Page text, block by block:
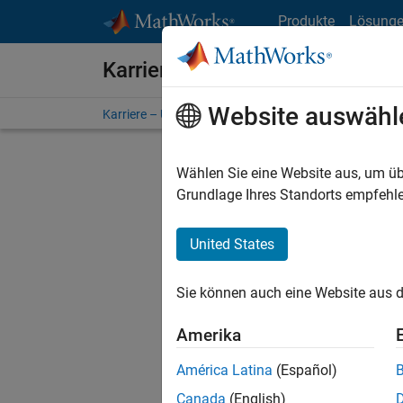
Produkte
Karriere bei MathWorks
Karriere – Übersicht Stellensuche
FILTER:
Stellen
Es
Region
Website
Wählen Sie eine Website aus, um
Grundlage Ihres Standorts
United States
Sie können auch eine Website aus
Amerika
América Latina (Español)
Canada (English)